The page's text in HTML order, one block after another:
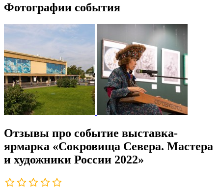
Фотографии события
Отзывы про событие выставка-
ярмарка «Сокровища Севера. Мастера
и художники России 2022»